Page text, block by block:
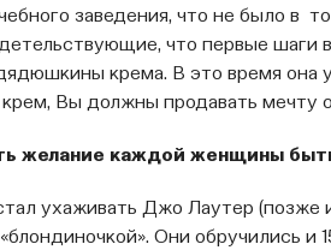
заведения, что не было в
что первые шаги
крема. В это время она
крем, Вы должны продавать мечту
желание каждой женщины
ухаживать Джо Лаутер
Они обручились и